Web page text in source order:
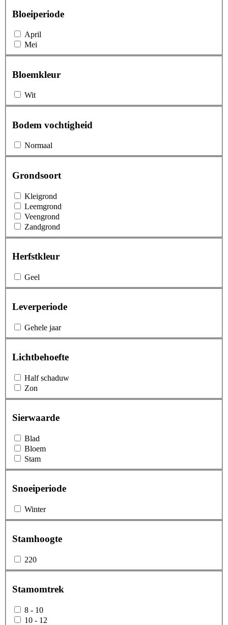
Bloeiperiode
April
Mei
Bloemkleur
Wit
Bodem vochtigheid
Normaal
Grondsoort
Kleigrond
Leemgrond
Veengrond
Zandgrond
Herfstkleur
Geel
Leverperiode
Gehele jaar
Lichtbehoefte
Half schaduw
Zon
Sierwaarde
Blad
Bloem
Stam
Snoeiperiode
Winter
Stamhoogte
220
Stamomtrek
8 - 10
10 - 12